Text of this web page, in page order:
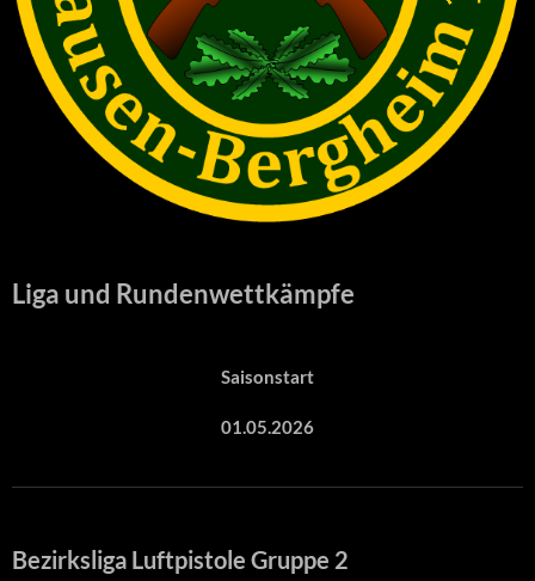
Liga und Rundenwettkämpfe
Saisonstart
01.05.2026
Bezirksliga Luftpistole Gruppe 2